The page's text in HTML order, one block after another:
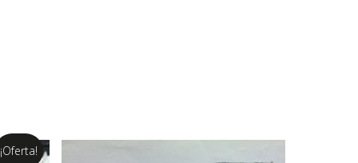
¡Oferta!